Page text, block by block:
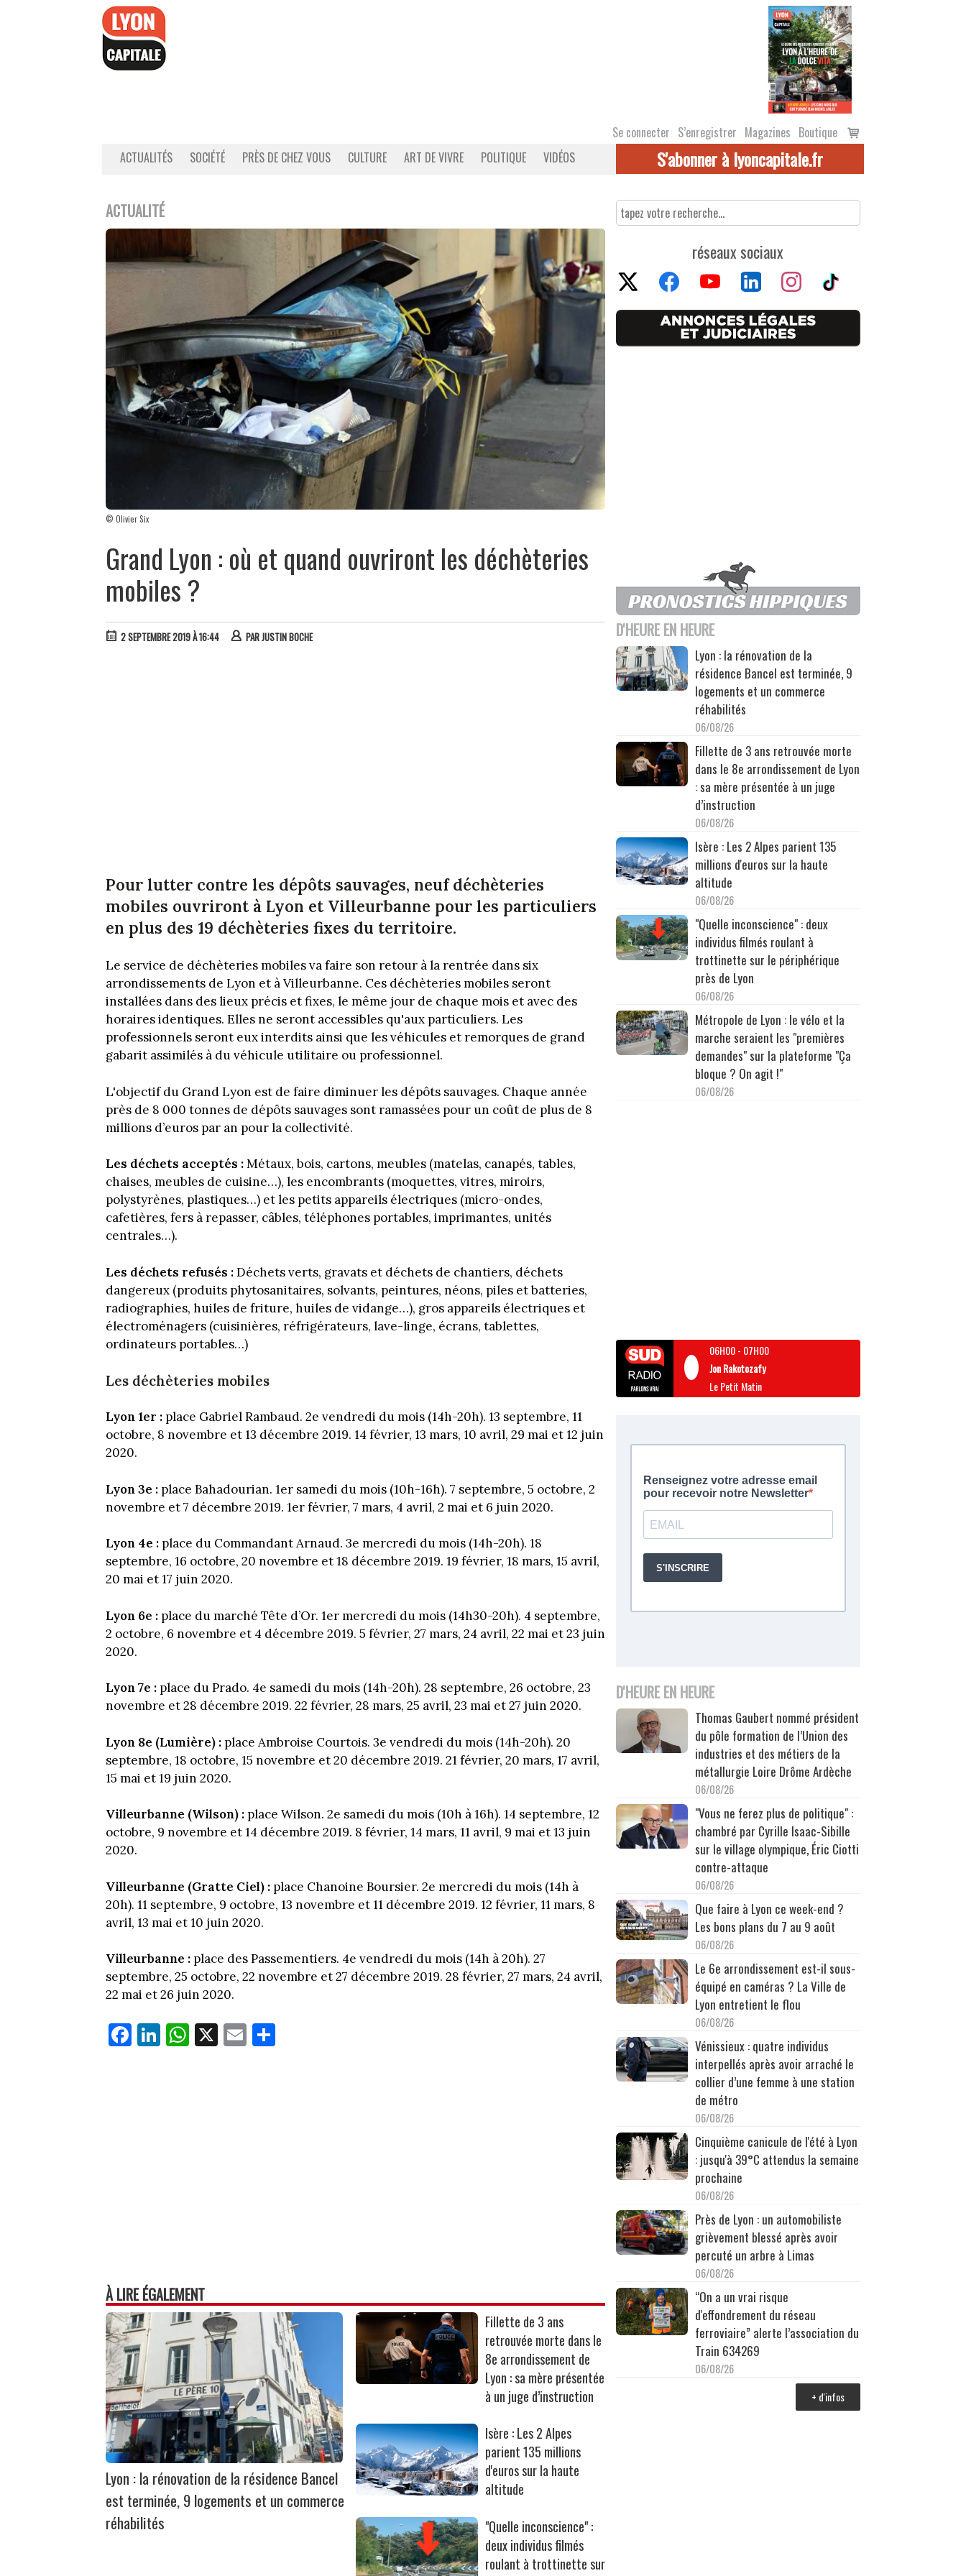
Se connecter S’enregistrer Magazines Boutique
Voir
le
ACTUALITÉS SOCIÉTÉ PRÈS DE CHEZ VOUS CULTURE ART DE VIVRE POLITIQUE VIDÉOS S'abonner à lyoncapitale.fr
ACTUALITÉ
© Olivier Six
Grand Lyon : où et quand ouvriront les déchèteries
mobiles ?
2 SEPTEMBRE 2019 À 16:44 PARJUSTIN BOCHE
Pour lutter contre les dépôts sauvages, neuf déchèteries
mobiles ouvriront à Lyon et Villeurbanne pour les particuliers
en plus des 19 déchèteries fixes du territoire.
Le service de déchèteries mobiles va faire son retour à la rentrée dans six
arrondissements de Lyon et à Villeurbanne. Ces déchèteries mobiles seront
installées dans des lieux précis et fixes, le même jour de chaque mois et avec des
horaires identiques. Elles ne seront accessibles qu'aux particuliers. Les
professionnels seront eux interdits ainsi que les véhicules et remorques de grand
gabarit assimilés à du véhicule utilitaire ou professionnel.
L'objectif du Grand Lyon est de faire diminuer les dépôts sauvages. Chaque année
près de 8 000 tonnes de dépôts sauvages sont ramassées pour un coût de plus de 8
millions d’euros par an pour la collectivité.
Les déchets acceptés :Métaux, bois, cartons, meubles (matelas, canapés, tables,
chaises, meubles de cuisine…), les encombrants (moquettes, vitres, miroirs,
polystyrènes, plastiques…) et les petits appareils électriques (micro-ondes,
cafetières, fers à repasser, câbles, téléphones portables, imprimantes, unités
centrales…).
Les déchets refusés :Déchets verts, gravats et déchets de chantiers, déchets
dangereux (produits phytosanitaires, solvants, peintures, néons, piles et batteries,
radiographies, huiles de friture, huiles de vidange…), gros appareils électriques et
électroménagers (cuisinières, réfrigérateurs, lave-linge, écrans, tablettes,
ordinateurs portables…)
Les déchèteries mobiles
Lyon 1er : place Gabriel Rambaud. 2e vendredi du mois (14h-20h). 13 septembre, 11
octobre, 8 novembre et 13 décembre 2019. 14 février, 13 mars, 10 avril, 29 mai et 12 juin
2020.
Lyon 3e : place Bahadourian. 1er samedi du mois (10h-16h). 7 septembre, 5 octobre, 2
novembre et 7 décembre 2019. 1er février, 7 mars, 4 avril, 2 mai et 6 juin 2020.
Lyon 4e : place du Commandant Arnaud. 3e mercredi du mois (14h-20h). 18
septembre, 16 octobre, 20 novembre et 18 décembre 2019. 19 février, 18 mars, 15 avril,
20 mai et 17 juin 2020.
Lyon 6e : place du marché Tête d’Or. 1er mercredi du mois (14h30-20h). 4 septembre,
2 octobre, 6 novembre et 4 décembre 2019. 5 février, 27 mars, 24 avril, 22 mai et 23 juin
2020.
Lyon 7e : place du Prado. 4e samedi du mois (14h-20h). 28 septembre, 26 octobre, 23
novembre et 28 décembre 2019. 22 février, 28 mars, 25 avril, 23 mai et 27 juin 2020.
Lyon 8e (Lumière) : place Ambroise Courtois. 3e vendredi du mois (14h-20h). 20
septembre, 18 octobre, 15 novembre et 20 décembre 2019. 21 février, 20 mars, 17 avril,
15 mai et 19 juin 2020.
Villeurbanne (Wilson) : place Wilson. 2e samedi du mois (10h à 16h). 14 septembre, 12
octobre, 9 novembre et 14 décembre 2019. 8 février, 14 mars, 11 avril, 9 mai et 13 juin
2020.
Villeurbanne (Gratte Ciel) : place Chanoine Boursier. 2e mercredi du mois (14h à
20h). 11 septembre, 9 octobre, 13 novembre et 11 décembre 2019. 12 février, 11 mars, 8
avril, 13 mai et 10 juin 2020.
Villeurbanne : place des Passementiers. 4e vendredi du mois (14h à 20h). 27
septembre, 25 octobre, 22 novembre et 27 décembre 2019. 28 février, 27 mars, 24 avril,
22 mai et 26 juin 2020.
Fa
ce
Li
nk
W
ha
X E
m
À LIRE ÉGALEMENT
Lyon : la rénovation de la résidence Bancel
est terminée, 9 logements et un commerce
réhabilités
Fillette de 3 ans
retrouvée morte dans le
8e arrondissement de
Lyon : sa mère présentée
à un juge d’instruction
Isère : Les 2 Alpes
parient 135 millions
d'euros sur la haute
altitude
"Quelle inconscience" :
deux individus filmés
roulant à trottinette sur
réseaux sociaux
D'HEURE EN HEURE
Lyon : la rénovation de la
résidence Bancel est terminée, 9
logements et un commerce
réhabilités
06/08/26
Fillette de 3 ans retrouvée morte
dans le 8e arrondissement de Lyon
: sa mère présentée à un juge
d’instruction
06/08/26
Isère : Les 2 Alpes parient 135
millions d'euros sur la haute
altitude
06/08/26
"Quelle inconscience" : deux
individus filmés roulant à
trottinette sur le périphérique
près de Lyon
06/08/26
Métropole de Lyon : le vélo et la
marche seraient les "premières
demandes" sur la plateforme "Ça
bloque ? On agit !"
06/08/26
06H00- 07H00
Jon Rakotozafy
Le Petit Matin
D'HEURE EN HEURE
Thomas Gaubert nommé président
du pôle formation de l’Union des
industries et des métiers de la
métallurgie Loire Drôme Ardèche
06/08/26
"Vous ne ferez plus de politique" :
chambré par Cyrille Isaac-Sibille
sur le village olympique, Éric Ciotti
contre-attaque
06/08/26
Que faire à Lyon ce week-end ?
Les bons plans du 7 au 9 août
06/08/26
Le 6e arrondissement est-il sous-
équipé en caméras ? La Ville de
Lyon entretient le flou
06/08/26
Vénissieux : quatre individus
interpellés après avoir arraché le
collier d’une femme à une station
de métro
06/08/26
Cinquième canicule de l'été à Lyon
: jusqu'à 39°C attendus la semaine
prochaine
06/08/26
Près de Lyon : un automobiliste
grièvement blessé après avoir
percuté un arbre à Limas
06/08/26
“On a un vrai risque
d'effondrement du réseau
ferroviaire” alerte l’association du
Train 634269
06/08/26
+ d'infos